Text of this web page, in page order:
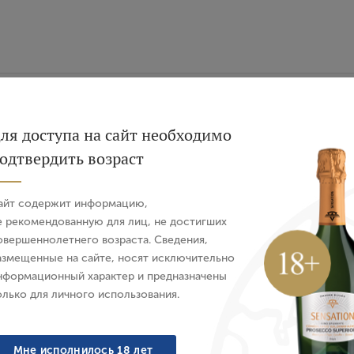
свежим букетом с фруктовыми и бальзамическими
послевкусие с выразительными танинами.
ароматными сырами.
доступа на сайт необходимо
возраст
содержит информацию,
рекомендованную для лиц, не достигших
возраста. Сведения,
на сайте, носят исключительно
характер и предназначены
для личного использования.
Мне исполнилось 18 лет
Авторизация
Пароль